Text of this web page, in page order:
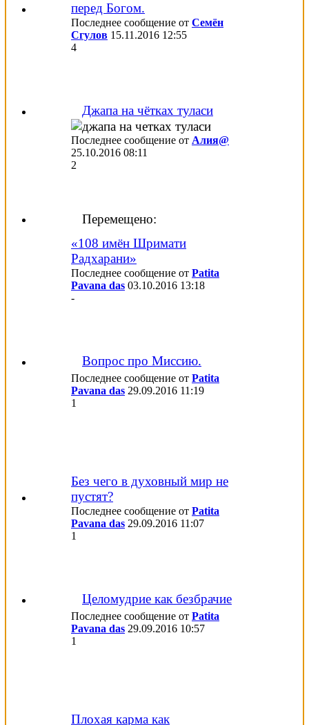
перед Богом.
Последнее сообщение от Семён
Сгулов 15.11.2016 12:55
4
Джапа на чётках туласи
Последнее сообщение от Алия@
25.10.2016 08:11
2
Перемещено:
«108 имён Шримати
Радхарани»
Последнее сообщение от Patita
Pavana das 03.10.2016 13:18
-
Вопрос про Миссию.
Последнее сообщение от Patita
Pavana das 29.09.2016 11:19
1
Без чего в духовный мир не
пустят?
Последнее сообщение от Patita
Pavana das 29.09.2016 11:07
1
Целомудрие как безбрачие
Последнее сообщение от Patita
Pavana das 29.09.2016 10:57
1
Плохая карма как